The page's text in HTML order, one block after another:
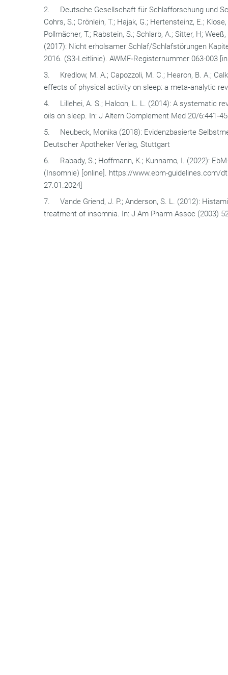
2. Deutsche Gesellschaft für Schlafforschung und
Cohrs, S.; Crönlein, T.; Hajak, G.; Hertensteinz, E.;
Pollmächer, T.; Rabstein, S.; Schlarb, A.; Sitter, H;
(2017): Nicht erholsamer Schlaf/Schlafstörungen
2016. (S3‐Leitlinie). AWMF‐Registernummer 063-003
3. Kredlow, M. A.; Capozzoli, M. C.; Hearon, B. A.;
effects of physical activity on sleep: a meta‐analytic
4. Lillehei, A. S.; Halcon, L. L. (2014): A systematic
oils on sleep. In: J Altern Complement Med 20/
5. Neubeck, Monika (2018): Evidenzbasierte
Deutscher Apotheker Verlag, Stuttgart
6. Rabady, S.; Hoffmann, K.; Kunnamo, I. (2022):
(Insomnie) [online]. https://www.ebm-guidelines.com/
27.01.2024]
7. Vande Griend, J. P.; Anderson, S. L. (2012):
treatment of insomnia. In: J Am Pharm Assoc (2003)